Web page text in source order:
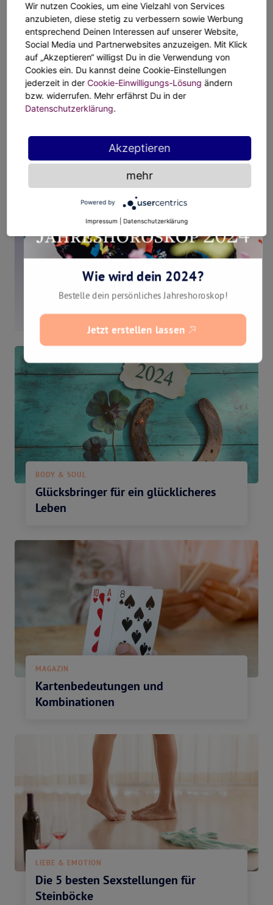
Alle Highlights deiner
Woche – im Astro Blog mit
BODY & SOUL
Glücksbringer für ein glücklicheres
Leben
MAGAZIN
Kartenbedeutungen und
Kombinationen
LIEBE & EMOTION
Die 5 besten Sexstellungen für
Steinböcke
Wie wird dein 2024?
Bestelle dein persönliches Jahreshoroskop!
Jetzt erstellen lassen
Wir nutzen Cookies, um eine Vielzahl von Services
anzubieten, diese stetig zu verbessern sowie Werbung
entsprechend Deinen Interessen auf unserer Website,
Social Media und Partnerwebsites anzuzeigen. Mit Klick
auf „Akzeptieren“ willigst Du in die Verwendung von
Cookies ein. Du kannst deine Cookie-Einstellungen
jederzeit in der Cookie-Einwilligungs-Lösung ändern
bzw. widerrufen. Mehr erfährst Du in der
Datenschutzerklärung.
Akzeptieren
mehr
Powered by
Impressum Datenschutzerklärung